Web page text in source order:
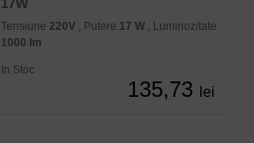
17W
Tensiune 220V , Putere 17 W , Luminozitate
1000 lm
In Stoc
135,73 lei